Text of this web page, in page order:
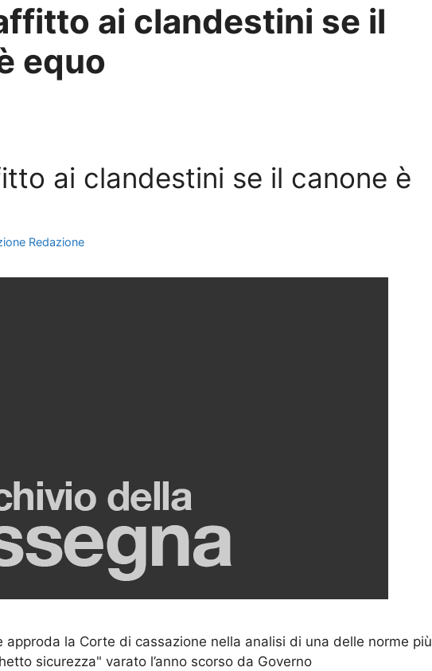
ai clandestini se il
equo
ai clandestini se il canone è
Redazione
approda la Corte di cassazione nella analisi di una delle norme più
sicurezza" varato l’anno scorso da Governo